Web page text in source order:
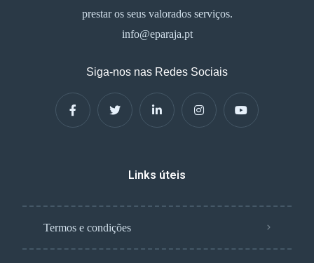
prestar os seus valorados serviços.
info@eparaja.pt
Siga-nos nas Redes Sociais
Links úteis
Termos e condições